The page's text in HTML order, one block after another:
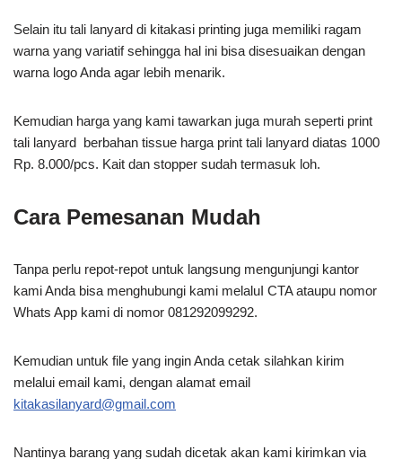
Selain itu tali lanyard di kitakasi printing juga memiliki ragam
warna yang variatif sehingga hal ini bisa disesuaikan dengan
warna logo Anda agar lebih menarik.
Kemudian harga yang kami tawarkan juga murah seperti print
tali lanyard berbahan tissue harga print tali lanyard diatas 1000
Rp. 8.000/pcs. Kait dan stopper sudah termasuk loh.
Cara Pemesanan Mudah
Tanpa perlu repot-repot untuk langsung mengunjungi kantor
kami Anda bisa menghubungi kami melaluI CTA ataupu nomor
Whats App kami di nomor 081292099292.
Kemudian untuk file yang ingin Anda cetak silahkan kirim
melalui email kami, dengan alamat email
kitakasilanyard@gmail.com
Nantinya barang yang sudah dicetak akan kami kirimkan via